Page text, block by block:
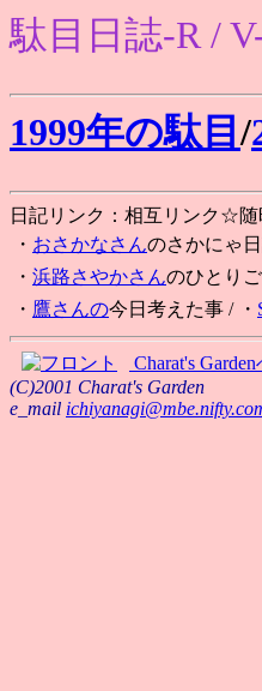
駄目日誌-R /
1999年の駄目 /
日記リンク：相互リンク☆
・ おさかなさんのさかにゃ
・ 浜路さやかさんのひとり
・ 鷹さんの今日考えた事 / ・
Charat's Garden
(C)2001 Charat's Garden
e_mail